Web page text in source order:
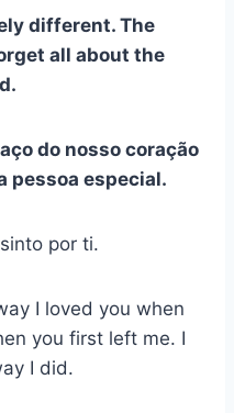
different. The
all about the
do nosso coração
pessoa especial.
por ti.
I loved you when
you first left me. I
I did.